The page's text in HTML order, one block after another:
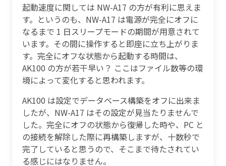
起動速度に関しては NW-A17 の方が有利に思えま
す。というのも、NW-A17 は電源が完全にオフに
なるまで 1 日スリープモードの期間が用意されて
います。その間に操作すると即座に立ち上がりま
す。完全にオフな状態から起動する時間は、
AK100 の方が若干早い？ ここはファイル数等の環
境によって変化すると思われます。
AK100 は設定でデータベース構築をオフに出来ま
したが、NW-A17 はその設定が見当たりませんで
した。完全にオフの状態から復帰した時や、PC と
の接続を解除した際に再構築しますが、十数秒で
完了していると思うので、そこまで待たされてい
る感じにはなりません。